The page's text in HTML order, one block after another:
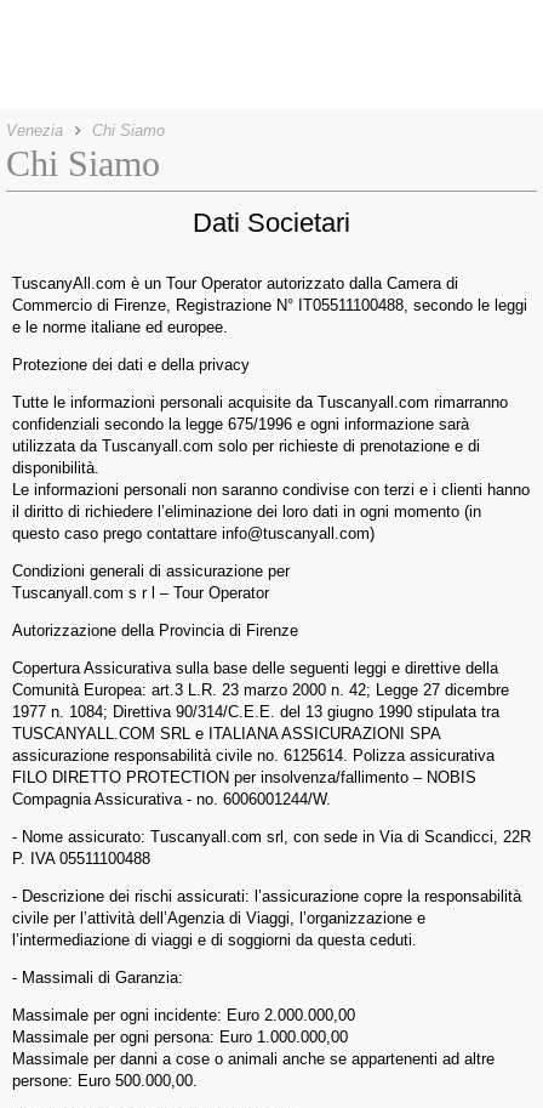
Venezia Chi Siamo
Chi Siamo
Dati Societari
TuscanyAll.com è un Tour Operator autorizzato dalla Camera di
Commercio di Firenze, Registrazione N° IT05511100488, secondo le leggi
e le norme italiane ed europee.
Protezione dei dati e della privacy
Tutte le informazioni personali acquisite da Tuscanyall.com rimarranno
confidenziali secondo la legge 675/1996 e ogni informazione sarà
utilizzata da Tuscanyall.com solo per richieste di prenotazione e di
disponibilità.
Le informazioni personali non saranno condivise con terzi e i clienti hanno
il diritto di richiedere l’eliminazione dei loro dati in ogni momento (in
questo caso prego contattare info@tuscanyall.com)
Condizioni generali di assicurazione per
Tuscanyall.com s r l – Tour Operator
Autorizzazione della Provincia di Firenze
Copertura Assicurativa sulla base delle seguenti leggi e direttive della
Comunità Europea: art.3 L.R. 23 marzo 2000 n. 42; Legge 27 dicembre
1977 n. 1084; Direttiva 90/314/C.E.E. del 13 giugno 1990 stipulata tra
TUSCANYALL.COM SRL e ITALIANA ASSICURAZIONI SPA
assicurazione responsabilità civile no. 6125614. Polizza assicurativa
FILO DIRETTO PROTECTION per insolvenza/fallimento – NOBIS
Compagnia Assicurativa - no. 6006001244/W.
- Nome assicurato: Tuscanyall.com srl, con sede in Via di Scandicci, 22R
P. IVA 05511100488
- Descrizione dei rischi assicurati: l’assicurazione copre la responsabilità
civile per l’attività dell’Agenzia di Viaggi, l’organizzazione e
l’intermediazione di viaggi e di soggiorni da questa ceduti.
- Massimali di Garanzia:
Massimale per ogni incidente: Euro 2.000.000,00
Massimale per ogni persona: Euro 1.000.000,00
Massimale per danni a cose o animali anche se appartenenti ad altre
persone: Euro 500.000,00.